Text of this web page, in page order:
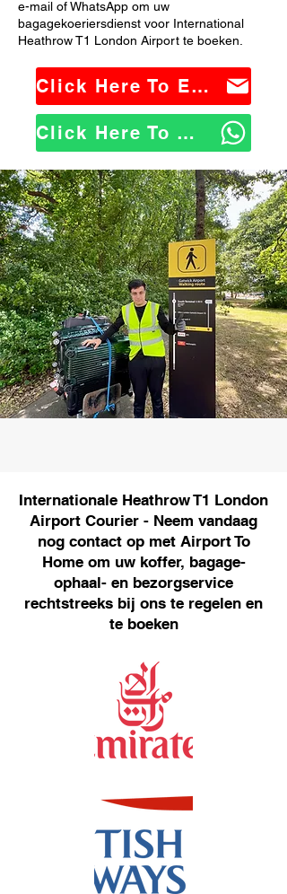
e-mail of WhatsApp om uw
bagagekoeriersdienst voor International
Heathrow T1 London Airport te boeken.
Click Here To Email Us
Click Here To WhatsApp Us
Internationale Heathrow T1 London
Airport Courier - Neem vandaag
nog contact op met Airport To
Home om uw koffer, bagage-
ophaal- en bezorgservice
rechtstreeks bij ons te regelen en
te boeken